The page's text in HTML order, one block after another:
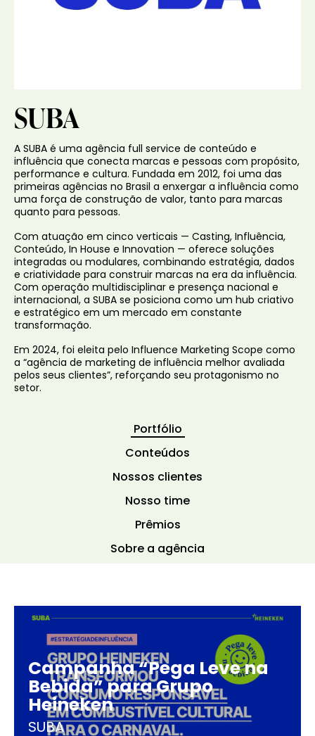
SUBA
A SUBA é uma agência full service de conteúdo e
influência que conecta marcas e pessoas com propósito,
performance e cultura. Fundada em 2012, foi uma das
primeiras agências no Brasil a enxergar a influência como
uma força de construção de valor, tanto para marcas
quanto para pessoas.
Com atuação em cinco verticais — Casting, Influência,
Conteúdo, In House e Innovation — oferece soluções
integradas ou modulares, combinando estratégia, dados
e criatividade para construir marcas na era da influência.
Com operação multidisciplinar e presença nacional e
internacional, a SUBA se posiciona como um hub criativo
e estratégico em um mercado em constante
transformação.
Em 2024, foi eleita pelo Influence Marketing Scope como
a “agência de marketing de influência melhor avaliada
pelos seus clientes”, reforçando seu protagonismo no
setor.
Portfólio
Conteúdos
Nossos clientes
Nosso time
Prêmios
Sobre a agência
Campanha “Pega Leve na
Bebida” para Grupo
Heineken
SUBA